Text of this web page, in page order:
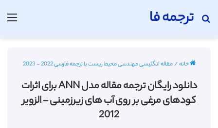
ترجمه فا
جستجو برای
خانه/مقاله انگلیسی مهندسی محیط زیست با ترجمه فارسی 2022 - 2023
دانلود رایگان ترجمه مقاله مدل ANN برای اثرات
کودهای مرغی بر روی آب های زیرزمینی – الزویر
2012